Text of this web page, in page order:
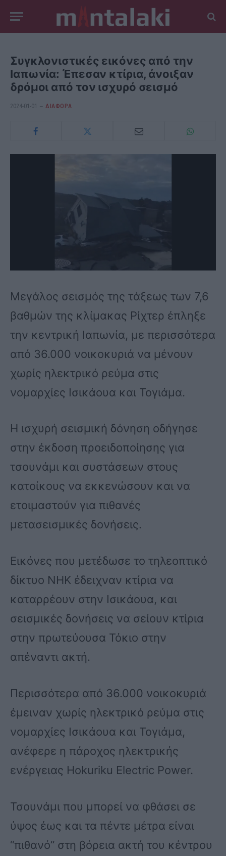
Συγκλονιστικές εικόνες από την
Ιαπωνία: Έπεσαν κτίρια, άνοιξαν
δρόμοι από τον ισχυρό σεισμό
2024-01-01 ΔΙΆΦΟΡΑ
Μεγάλος σεισμός της τάξεως των 7,6
βαθμών της κλίμακας Ρίχτερ έπληξε
την κεντρική Ιαπωνία, με περισσότερα
από 36.000 νοικοκυριά να μένουν
χωρίς ηλεκτρικό ρεύμα στις
νομαρχίες Ισικάουα και Τογιάμα.
Η ισχυρή σεισμική δόνηση οδήγησε
στην έκδοση προειδοποίησης για
τσουνάμι και συστάσεων στους
κατοίκους να εκκενώσουν και να
ετοιμαστούν για πιθανές
μετασεισμικές δονήσεις.
Εικόνες που μετέδωσε το τηλεοπτικό
δίκτυο NHK έδειχναν κτίρια να
καταρρέουν στην Ισικάουα, και
σεισμικές δονήσεις να σείουν κτίρια
στην πρωτεύουσα Τόκιο στην
απέναντι ακτή.
Περισσότερα από 36.000 νοικοκυριά
έμειναν χωρίς ηλεκτρικό ρεύμα στις
νομαρχίες Ισικάουα και Τογιάμα,
ανέφερε η πάροχος ηλεκτρικής
ενέργειας Hokuriku Electric Power.
Τσουνάμι που μπορεί να φθάσει σε
ύψος έως και τα πέντε μέτρα είναι
“πιθανό” στη βόρεια ακτή του κέντρου